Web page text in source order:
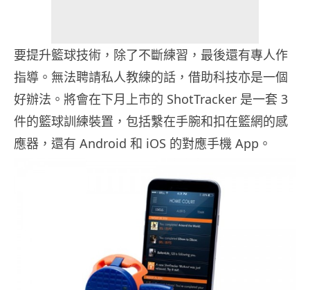
要提升籃球技術，除了不斷練習，最後還有專人作
指導。無法聘請私人教練的話，借助科技亦是一個
好辦法。將會在下月上市的 ShotTracker 是一套 3
件的籃球訓練裝置，包括繫在手腕和扣在籃網的感
應器，還有 Android 和 iOS 的對應手機 App。